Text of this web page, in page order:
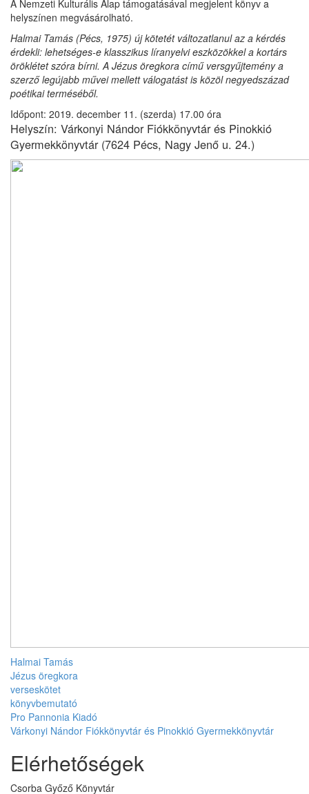
A Nemzeti Kulturális Alap támogatásával megjelent könyv a
helyszínen megvásárolható.
Halmai Tamás (Pécs, 1975) új kötetét változatlanul az a kérdés
érdekli: lehetséges-e klasszikus líranyelvi eszközökkel a kortárs
öröklétet szóra bírni. A Jézus öregkora című versgyűjtemény a
szerző legújabb művei mellett válogatást is közöl negyedszázad
poétikai terméséből.
Időpont: 2019. december 11. (szerda) 17.00 óra
Helyszín: Várkonyi Nándor Fiókkönyvtár és Pinokkió
Gyermekkönyvtár (7624 Pécs, Nagy Jenő u. 24.)
Halmai Tamás
Jézus öregkora
verseskötet
könyvbemutató
Pro Pannonia Kiadó
Várkonyi Nándor Fiókkönyvtár és Pinokkió Gyermekkönyvtár
Elérhetőségek
Csorba Győző Könyvtár